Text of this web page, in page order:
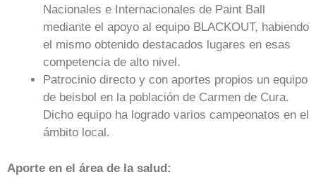
Nacionales e Internacionales de Paint Ball
mediante el apoyo al equipo BLACKOUT, habiendo
el mismo obtenido destacados lugares en esas
competencia de alto nivel.
Patrocinio directo y con aportes propios un equipo
de beisbol en la población de Carmen de Cura.
Dicho equipo ha logrado varios campeonatos en el
ámbito local.
Aporte en el área de la salud: